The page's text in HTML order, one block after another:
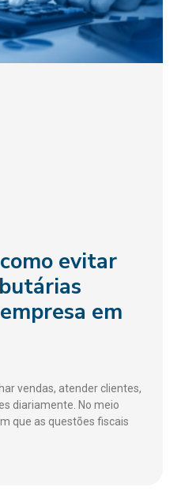
evitar
em
vendas, atender clientes,
diariamente. No meio
que as questões fiscais